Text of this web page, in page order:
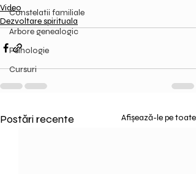
Constelatii familiale
Arbore genealogic
Psihologie
Cursuri
Video
Dezvoltare spirituala
Postări recente Afișează-le pe toate